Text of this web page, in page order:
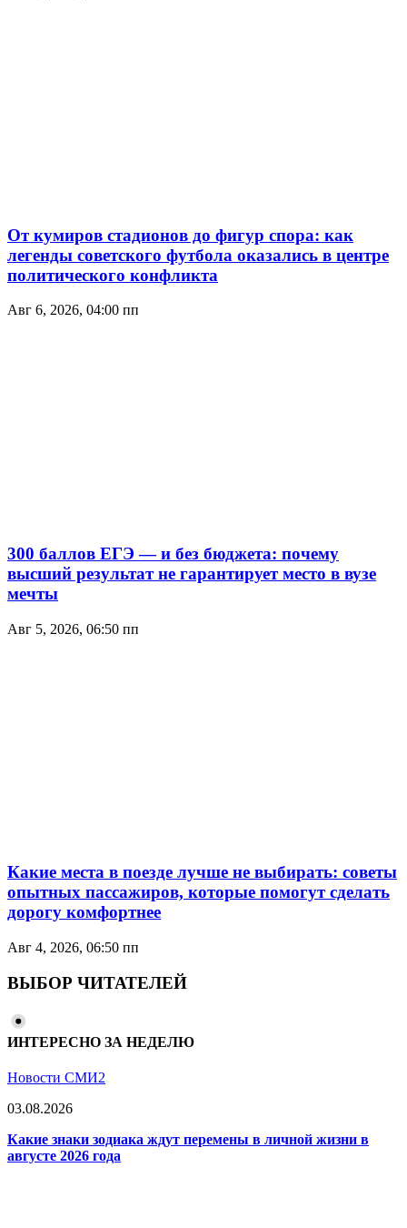
От кумиров стадионов до фигур спора: как
легенды советского футбола оказались в центре
политического конфликта
Авг 6, 2026, 04:00 пп
300 баллов ЕГЭ — и без бюджета: почему
высший результат не гарантирует место в вузе
мечты
Авг 5, 2026, 06:50 пп
Какие места в поезде лучше не выбирать: советы
опытных пассажиров, которые помогут сделать
дорогу комфортнее
Авг 4, 2026, 06:50 пп
ВЫБОР ЧИТАТЕЛЕЙ
ИНТЕРЕСНО ЗА НЕДЕЛЮ
Новости СМИ2
03.08.2026
Какие знаки зодиака ждут перемены в личной жизни в
августе 2026 года